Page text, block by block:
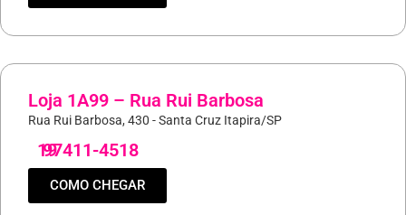
Loja 1A99 – Rua Rui Barbosa
Rua Rui Barbosa, 430 - Santa Cruz Itapira/SP
19
97411-4518
COMO CHEGAR